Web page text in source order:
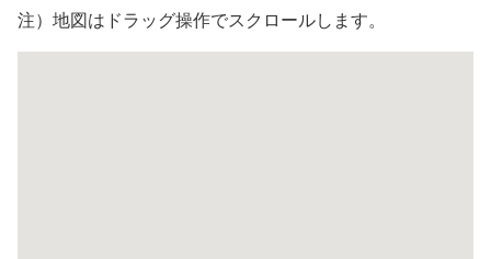
注）地図はドラッグ操作でスクロールします。